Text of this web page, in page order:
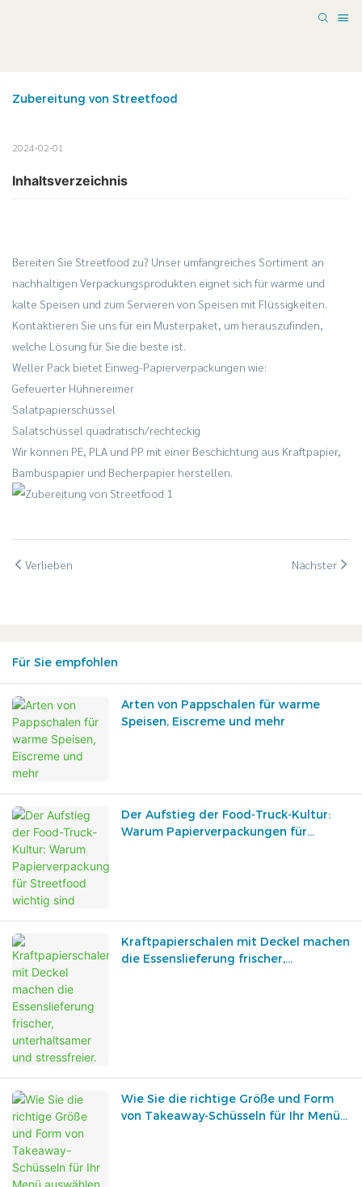
Zubereitung von Streetfood
2024-02-01
Inhaltsverzeichnis
Bereiten Sie Streetfood zu? Unser umfangreiches Sortiment an
nachhaltigen Verpackungsprodukten eignet sich für warme und
kalte Speisen und zum Servieren von Speisen mit Flüssigkeiten.
Kontaktieren Sie uns für ein Musterpaket, um herauszufinden,
welche Lösung für Sie die beste ist.
Weller Pack bietet Einweg-Papierverpackungen wie:
Gefeuerter Hühnereimer
Salatpapierschüssel
Salatschüssel quadratisch/rechteckig
Wir können PE, PLA und PP mit einer Beschichtung aus Kraftpapier,
Bambuspapier und Becherpapier herstellen.
Verlieben Nächster
Für Sie empfohlen
Arten von Pappschalen für warme
Speisen, Eiscreme und mehr
Der Aufstieg der Food-Truck-Kultur:
Warum Papierverpackungen für
Kraftpapierschalen mit Deckel machen
die Essenslieferung frischer,
Wie Sie die richtige Größe und Form
von Takeaway-Schüsseln für Ihr Menü